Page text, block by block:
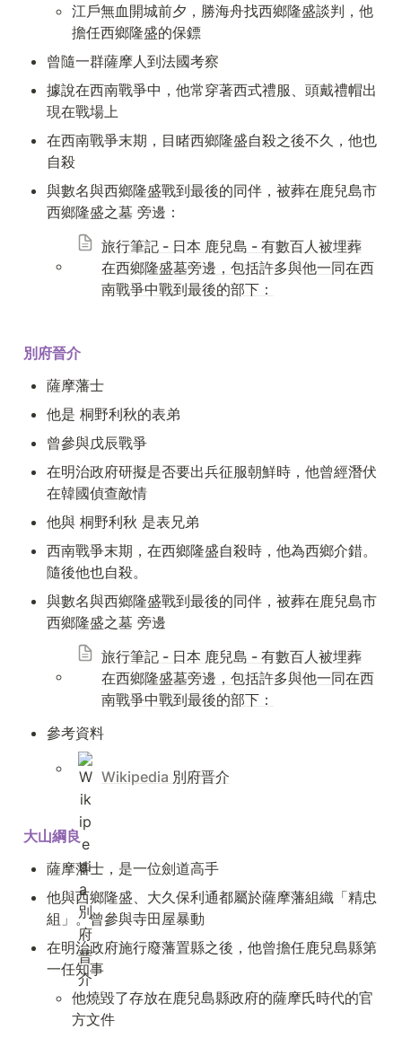
江戶無血開城前夕，勝海舟找西鄉隆盛談判，他
擔任西鄉隆盛的保鏢
曾隨一群薩摩人到法國考察
據說在西南戰爭中，他常穿著西式禮服、頭戴禮帽出
現在戰場上
在西南戰爭末期，目睹西鄉隆盛自殺之後不久，他也
自殺
與數名與西鄉隆盛戰到最後的同伴，被葬在鹿兒島市
西鄉隆盛之墓 旁邊：
旅行筆記 - 日本 鹿兒島 - 有數百人被埋葬
在西鄉隆盛墓旁邊，包括許多與他一同在西
南戰爭中戰到最後的部下：
別府晉介
薩摩藩士
他是 桐野利秋的表弟
曾參與戊辰戰爭
在明治政府研擬是否要出兵征服朝鮮時，他曾經潛伏
在韓國偵查敵情
他與 桐野利秋 是表兄弟
西南戰爭末期，在西鄉隆盛自殺時，他為西鄉介錯。
隨後他也自殺。
與數名與西鄉隆盛戰到最後的同伴，被葬在鹿兒島市
西鄉隆盛之墓 旁邊
旅行筆記 - 日本 鹿兒島 - 有數百人被埋葬
在西鄉隆盛墓旁邊，包括許多與他一同在西
南戰爭中戰到最後的部下：
參考資料
Wikipedia 別府晋介
大山綱良
薩摩藩士，是一位劍道高手
他與西鄉隆盛、大久保利通都屬於薩摩藩組織「精忠
組」。曾參與寺田屋暴動
在明治政府施行廢藩置縣之後，他曾擔任鹿兒島縣第
一任知事
他燒毀了存放在鹿兒島縣政府的薩摩氏時代的官
方文件